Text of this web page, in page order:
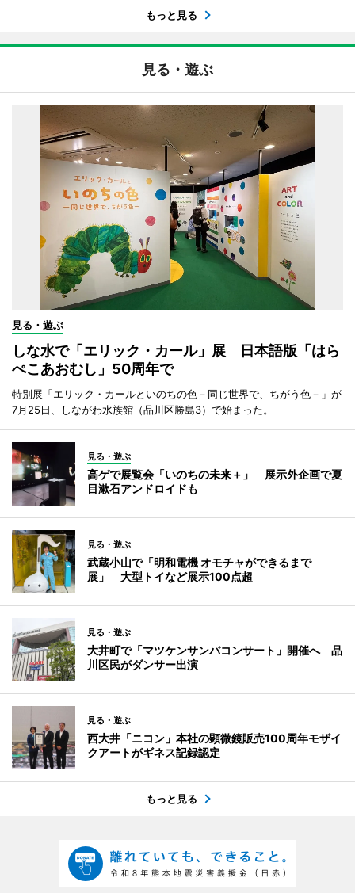
もっと見る
見る・遊ぶ
見る・遊ぶ
しな水で「エリック・カール」展 日本語版「はら
ぺこあおむし」50周年で
特別展「エリック・カールといのちの色－同じ世界で、ちがう色－」が
7月25日、しながわ水族館（品川区勝島3）で始まった。
見る・遊ぶ
高ゲで展覧会「いのちの未来＋」 展示外企画で夏
目漱石アンドロイドも
見る・遊ぶ
武蔵小山で「明和電機 オモチャができるまで
展」 大型トイなど展示100点超
見る・遊ぶ
大井町で「マツケンサンバコンサート」開催へ 品
川区民がダンサー出演
見る・遊ぶ
西大井「ニコン」本社の顕微鏡販売100周年モザイ
クアートがギネス記録認定
もっと見る